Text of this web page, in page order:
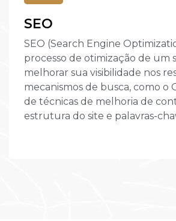
SEO
SEO (Search Engine
processo de otimização de um
melhorar sua visibilidade nos
mecanismos de busca, como o
de técnicas de melhoria de
estrutura do site e palavras-